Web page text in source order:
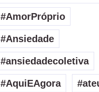
#AmorPróprio
#Ansiedade
#ansiedadecoletiva
#AquiEAgora